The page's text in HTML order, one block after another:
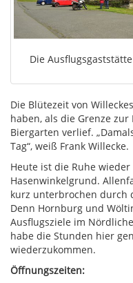
Die
Die Blütezeit von
haben, als die Grenze
Biergarten verlief.
Tag“, weiß Frank Willecke.
Heute ist die Ruhe
Hasenwinkelgrund.
kurz unterbrochen durch
Denn Hornburg und
Ausflugsziele im
habe die Stunden hier
wiederzukommen.
Öffnungszeiten: